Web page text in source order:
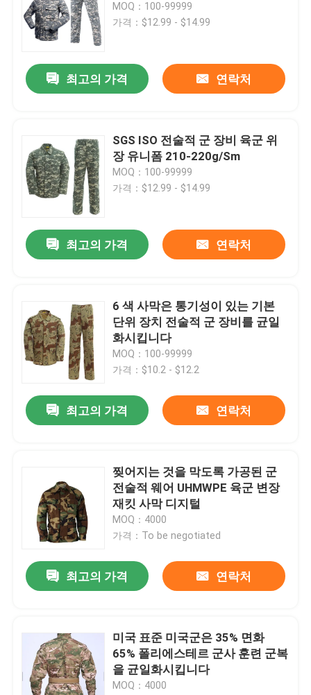
제품
비디오
MOQ：100-99999
가격：$12.99 - $14.99
최고의 가격 연락처
SGS ISO 전술적 군 장비 육군 위
장 유니폼 210-220g/Sm
MOQ：100-99999
가격：$12.99 - $14.99
최고의 가격 연락처
6 색 사막은 통기성이 있는 기본
단위 장치 전술적 군 장비를 균일
화시킵니다
MOQ：100-99999
가격：$10.2 - $12.2
최고의 가격 연락처
찢어지는 것을 막도록 가공된 군
전술적 웨어 UHMWPE 육군 변장
재킷 사막 디지털
MOQ：4000
가격：To be negotiated
최고의 가격 연락처
미국 표준 미국군은 35% 면화
65% 폴리에스테르 군사 훈련 군복
을 균일화시킵니다
MOQ：4000